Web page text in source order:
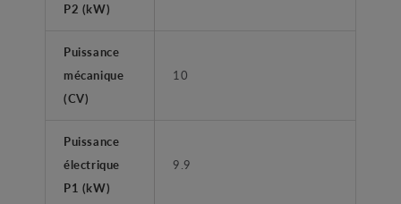
P2 (kW)
Puissance
mécanique
(CV)
10
Puissance
électrique
P1 (kW)
9.9